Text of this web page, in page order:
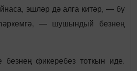
эшләр дә алга китәр, — бу
— шушындый безнең
безнең фикеребез тоткын иде.